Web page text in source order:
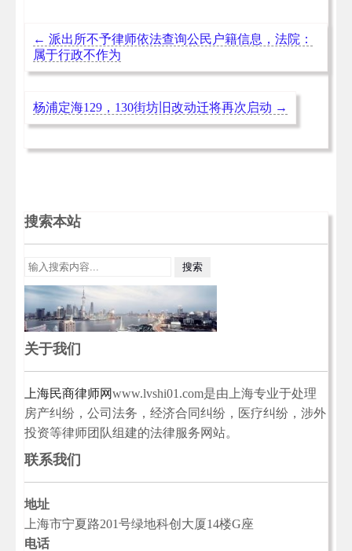
← 派出所不予律师依法查询公民户籍信息，法院：
属于行政不作为
杨浦定海129，130街坊旧改动迁将再次启动 →
搜索本站
关于我们
上海民商律师网www.lvshi01.com是由上海专业于处理
房产纠纷，公司法务，经济合同纠纷，医疗纠纷，涉外
投资等律师团队组建的法律服务网站。
联系我们
地址
上海市宁夏路201号绿地科创大厦14楼G座
电话